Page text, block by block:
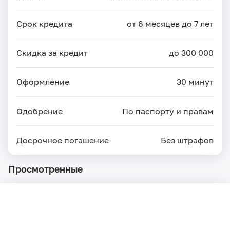
Срок кредита от 6 месяцев до 7 лет
Скидка за кредит до 300 000
Оформление 30 минут
Одобрение По паспорту и правам
Досрочное погашение Без штрафов
Просмотренные